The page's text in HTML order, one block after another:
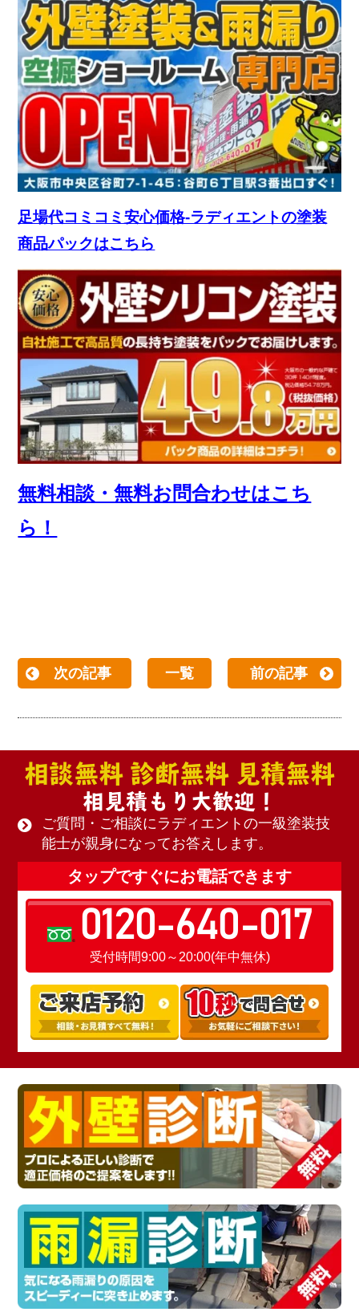
足場代コミコミ安心価格-ラディエントの塗装
商品パックはこちら
無料相談・無料お問合わせはこち
ら！
次の記事 一覧 前の記事
相談無料 診断無料 見積無料
相見積もり大歓迎！
ご質問・ご相談にラディエントの一級塗装技
能士が親身になってお答えします。
タップですぐにお電話できます
0120-640-017
受付時間9:00～20:00(年中無休)